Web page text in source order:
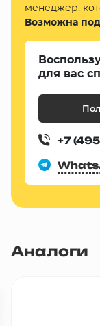
менеджер,
Возможна
для вас
+7
Аналоги